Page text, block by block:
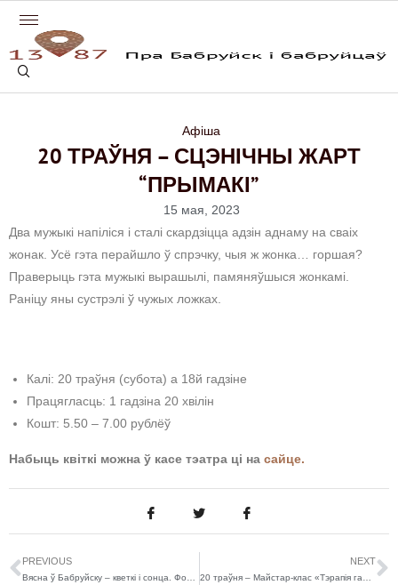
Афіша
20 ТРАЎНЯ – СЦЭНІЧНЫ ЖАРТ
“ПРЫМАКІ”
15 мая, 2023
Два мужыкі напіліся і сталі скардзіцца адзін аднаму на сваіх
жонак. Усё гэта перайшло ў спрэчку, чыя ж жонка… горшая?
Праверыць гэта мужыкі вырашылі, памяняўшыся жонкамі.
Раніцу яны сустрэлі ў чужых ложках.
Калі: 20 траўня (субота) а 18й гадзіне
Працягласць: 1 гадзіна 20 хвілін
Кошт: 5.50 – 7.00 рублёў
Набыць квіткі можна ў касе тэатра ці на сайце.
PREVIOUS NEXT